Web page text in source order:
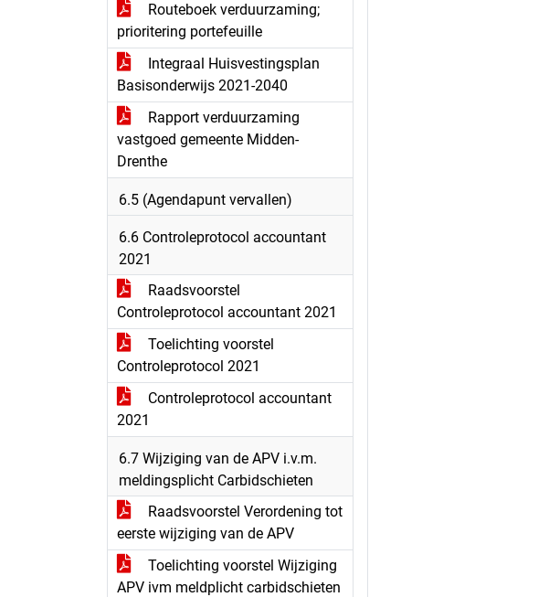
Routeboek verduurzaming;
prioritering portefeuille
Integraal Huisvestingsplan
Basisonderwijs 2021-2040
Rapport verduurzaming
vastgoed gemeente Midden-
Drenthe
6.5 (Agendapunt vervallen)
6.6 Controleprotocol accountant
2021
Raadsvoorstel
Controleprotocol accountant 2021
Toelichting voorstel
Controleprotocol 2021
Controleprotocol accountant
2021
6.7 Wijziging van de APV i.v.m.
meldingsplicht Carbidschieten
Raadsvoorstel Verordening tot
eerste wijziging van de APV
Toelichting voorstel Wijziging
APV ivm meldplicht carbidschieten